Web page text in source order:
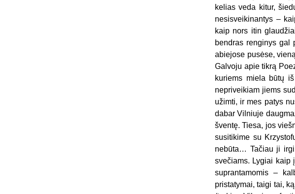
kelias veda kitur,
nesisveikinantys –
kaip nors itin
bendras renginys gal
abiejose pusėse,
Galvoju apie tikrą
kuriems miela būtų
nepriveikiam jiems
užimti, ir mes patys
dabar Vilniuje
šventę. Tiesa, jos
susitikime su
nebūta… Tačiau ji
svečiams. Lygiai kaip
suprantamomis –
pristatymai, taigi tai,